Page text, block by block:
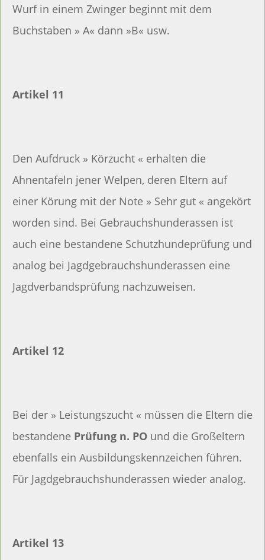
Wurf in einem Zwinger beginnt mit dem
Buchstaben » A« dann »B« usw.
Artikel 11
Den Aufdruck » Körzucht « erhalten die
Ahnentafeln jener Welpen, deren Eltern auf
einer Körung mit der Note » Sehr gut « angekört
worden sind. Bei Gebrauchshunderassen ist
auch eine bestandene Schutzhundeprüfung und
analog bei Jagdgebrauchshunderassen eine
Jagdverbandsprüfung nachzuweisen.
Artikel 12
Bei der » Leistungszucht « müssen die Eltern die
bestandene Prüfung n. PO und die Großeltern
ebenfalls ein Ausbildungskennzeichen führen.
Für Jagdgebrauchshunderassen wieder analog.
Artikel 13